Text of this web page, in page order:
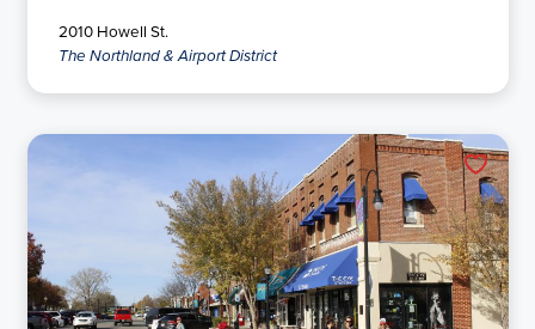
2010 Howell St.
The Northland & Airport District